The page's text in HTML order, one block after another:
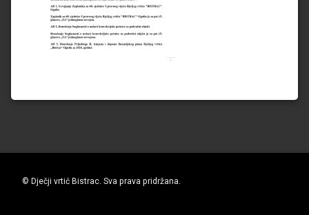
© Dječji vrtić Bistrac. Sva prava pridržana.